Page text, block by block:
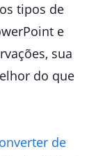
tipos de
e
sua
do que
de